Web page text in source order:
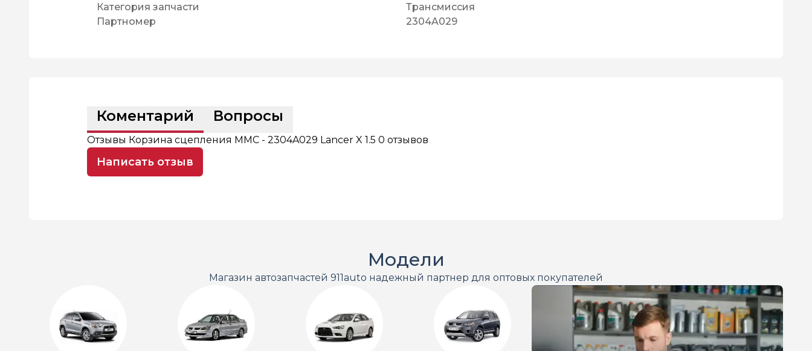
Категория запчасти
Трансмиссия
Партномер
2304A029
Коментарий Вопросы
Отзывы Корзина сцепления MMC - 2304A029 Lancer X 1.5 0 отзывов
Написать отзыв
Модели
Магазин автозапчастей 911auto надежный партнер для оптовых покупателей